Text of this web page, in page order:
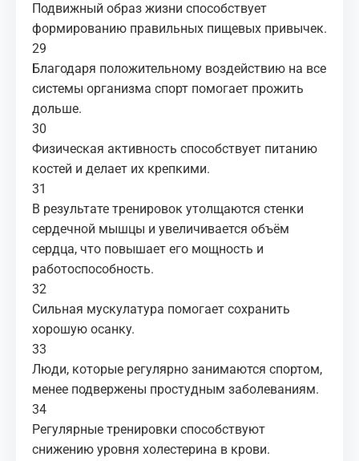
Подвижный образ жизни способствует
формированию правильных пищевых привычек.
29
Благодаря положительному воздействию на все
системы организма спорт помогает прожить
дольше.
30
Физическая активность способствует питанию
костей и делает их крепкими.
31
В результате тренировок утолщаются стенки
сердечной мышцы и увеличивается объём
сердца, что повышает его мощность и
работоспособность.
32
Сильная мускулатура помогает сохранить
хорошую осанку.
33
Люди, которые регулярно занимаются спортом,
менее подвержены простудным заболеваниям.
34
Регулярные тренировки способствуют
снижению уровня холестерина в крови.